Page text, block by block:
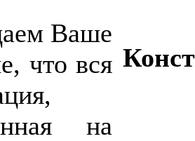
Ваше
что вся
на